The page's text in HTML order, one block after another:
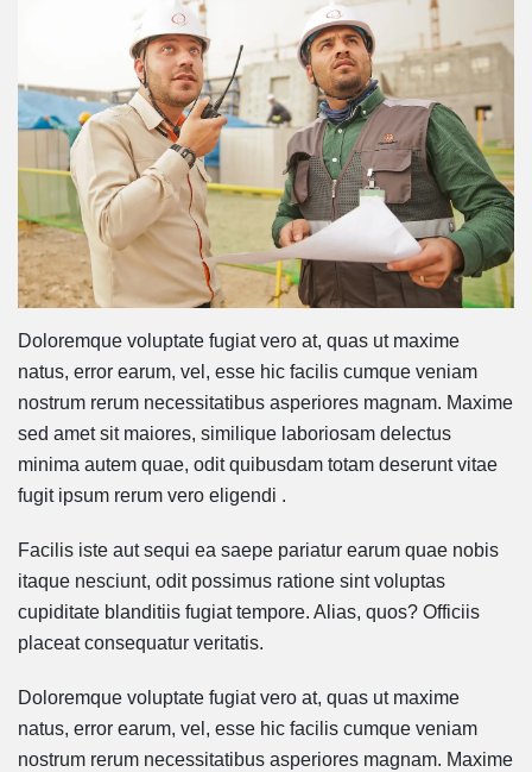
Doloremque voluptate fugiat vero at, quas ut maxime
natus, error earum, vel, esse hic facilis cumque veniam
nostrum rerum necessitatibus asperiores magnam. Maxime
sed amet sit maiores, similique laboriosam delectus
minima autem quae, odit quibusdam totam deserunt vitae
fugit ipsum rerum vero eligendi .
Facilis iste aut sequi ea saepe pariatur earum quae nobis
itaque nesciunt, odit possimus ratione sint voluptas
cupiditate blanditiis fugiat tempore. Alias, quos? Officiis
placeat consequatur veritatis.
Doloremque voluptate fugiat vero at, quas ut maxime
natus, error earum, vel, esse hic facilis cumque veniam
nostrum rerum necessitatibus asperiores magnam. Maxime